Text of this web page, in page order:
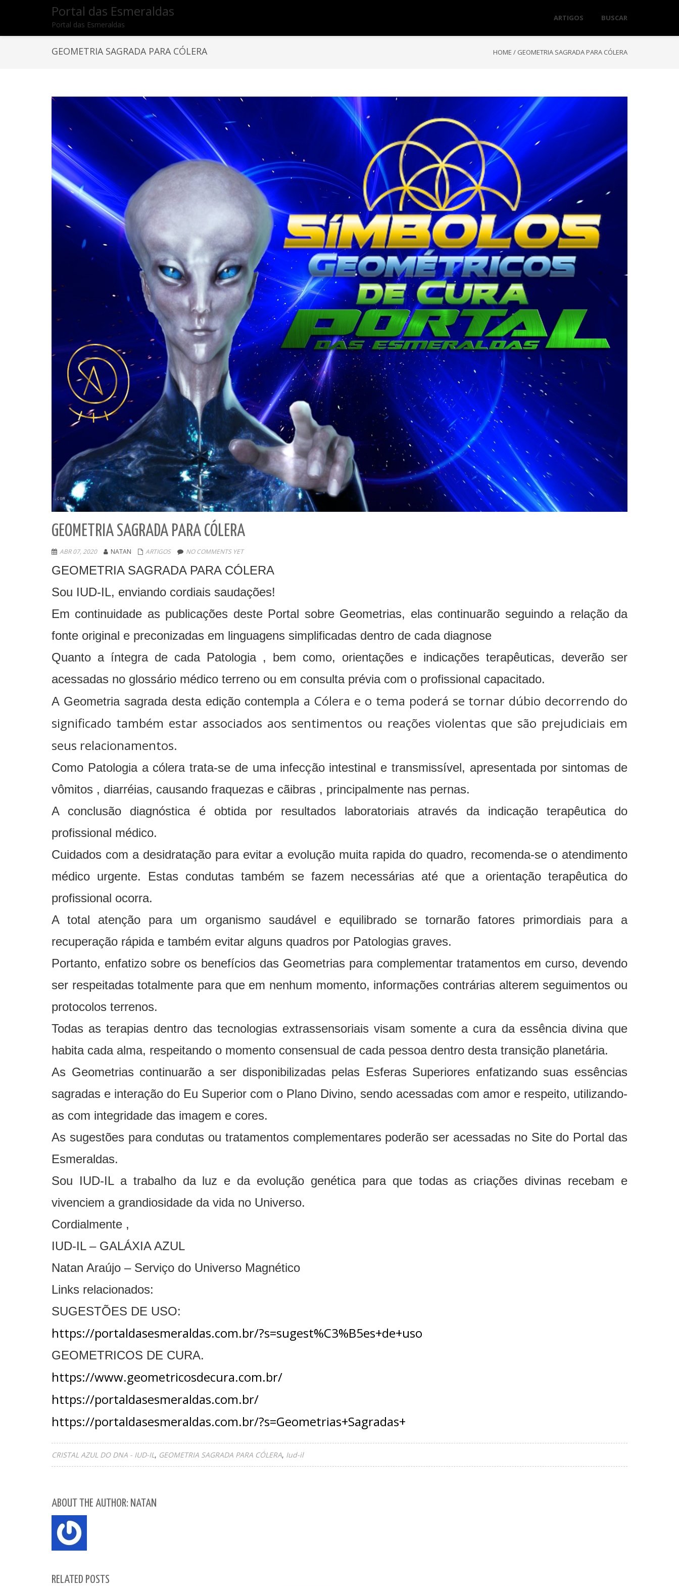
Portal das Esmeraldas
Portal das Esmeraldas
ARTIGOS BUSCAR
GEOMETRIA SAGRADA PARA CÓLERA HOME / GEOMETRIA SAGRADA PARA CÓLERA
GEOMETRIA SAGRADA PARA CÓLERA
ABR 07, 2020 NATAN ARTIGOS NO COMMENTS YET
GEOMETRIA SAGRADA PARA CÓLERA
Sou IUD-IL, enviando cordiais saudações!
Em continuidade as publicações deste Portal sobre Geometrias, elas continuarão seguindo a relação da
fonte original e preconizadas em linguagens simplificadas dentro de cada diagnose
Quanto a íntegra de cada Patologia , bem como, orientações e indicações terapêuticas, deverão ser
acessadas no glossário médico terreno ou em consulta prévia com o profissional capacitado.
A Geometria sagrada desta edição contempla a Cólera e o tema poderá se tornar dúbio decorrendo do
significado também estar associados aos sentimentos ou reações violentas que são prejudiciais em
seus relacionamentos.
Como Patologia a cólera trata-se de uma infecção intestinal e transmissível, apresentada por sintomas de
vômitos , diarréias, causando fraquezas e cãibras , principalmente nas pernas.
A conclusão diagnóstica é obtida por resultados laboratoriais através da indicação terapêutica do
profissional médico.
Cuidados com a desidratação para evitar a evolução muita rapida do quadro, recomenda-se o atendimento
médico urgente. Estas condutas também se fazem necessárias até que a orientação terapêutica do
profissional ocorra.
A total atenção para um organismo saudável e equilibrado se tornarão fatores primordiais para a
recuperação rápida e também evitar alguns quadros por Patologias graves.
Portanto, enfatizo sobre os benefícios das Geometrias para complementar tratamentos em curso, devendo
ser respeitadas totalmente para que em nenhum momento, informações contrárias alterem seguimentos ou
protocolos terrenos.
Todas as terapias dentro das tecnologias extrassensoriais visam somente a cura da essência divina que
habita cada alma, respeitando o momento consensual de cada pessoa dentro desta transição planetária.
As Geometrias continuarão a ser disponibilizadas pelas Esferas Superiores enfatizando suas essências
sagradas e interação do Eu Superior com o Plano Divino, sendo acessadas com amor e respeito, utilizando-
as com integridade das imagem e cores.
As sugestões para condutas ou tratamentos complementares poderão ser acessadas no Site do Portal das
Esmeraldas.
Sou IUD-IL a trabalho da luz e da evolução genética para que todas as criações divinas recebam e
vivenciem a grandiosidade da vida no Universo.
Cordialmente ,
IUD-IL – GALÁXIA AZUL
Natan Araújo – Serviço do Universo Magnético
Links relacionados:
SUGESTÕES DE USO:
https://portaldasesmeraldas.com.br/?s=sugest%C3%B5es+de+uso
GEOMETRICOS DE CURA.
https://www.geometricosdecura.com.br/
https://portaldasesmeraldas.com.br/
https://portaldasesmeraldas.com.br/?s=Geometrias+Sagradas+
CRISTAL AZUL DO DNA - IUD-IL GEOMETRIA SAGRADA PARA CÓLERA Iud-il
ABOUT THE AUTHOR: NATAN
RELATED POSTS